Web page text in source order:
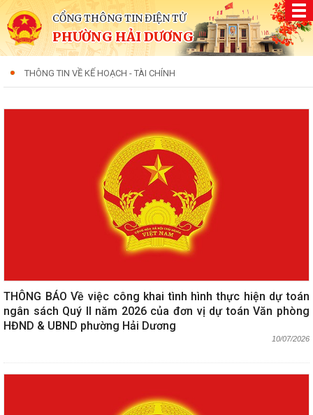
CỔNG THÔNG TIN ĐIỆN TỬ
PHƯỜNG HẢI DƯƠNG
THÔNG TIN VỀ KẾ HOẠCH - TÀI CHÍNH
THÔNG BÁO Về việc công khai tình hình thực hiện dự toán
ngân sách Quý II năm 2026 của đơn vị dự toán Văn phòng
HĐND & UBND phường Hải Dương
10/07/2026